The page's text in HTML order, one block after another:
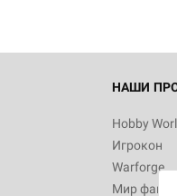
НАШИ
Hobby
Игрокон
Warforge
Мир